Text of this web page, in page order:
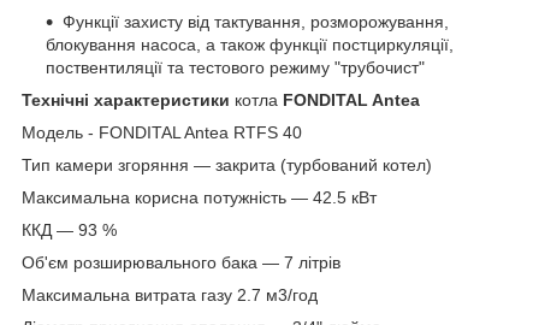
Функції захисту від тактування, розморожування,
блокування насоса, а також функції постциркуляції,
поствентиляції та тестового режиму "трубочист"
Технічні характеристики котла FONDITAL Antea
Модель - FONDITAL Antea RTFS 40
Тип камери згоряння — закрита (турбований котел)
Максимальна корисна потужність — 42.5 кВт
ККД — 93 %
Об'єм розширювального бака — 7 літрів
Максимальна витрата газу 2.7 м3/год